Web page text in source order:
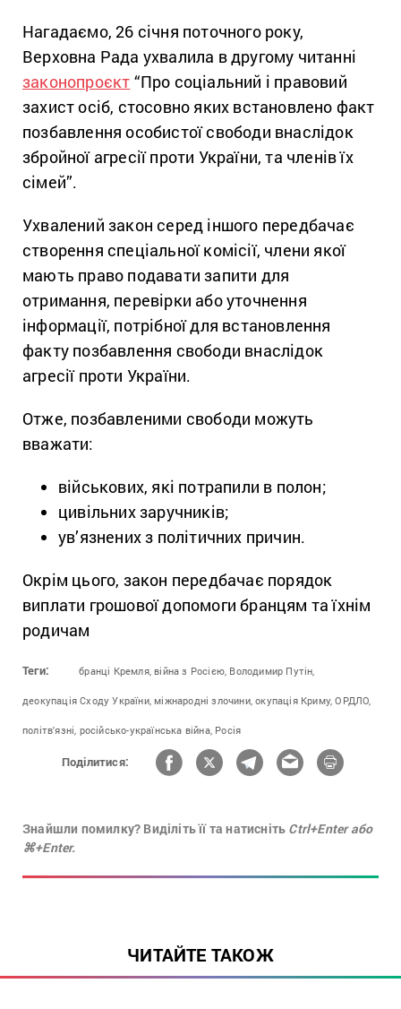
Нагадаємо, 26 січня поточного року,
Верховна Рада ухвалила в другому читанні
законопроєкт “Про соціальний і правовий
захист осіб, стосовно яких встановлено факт
позбавлення особистої свободи внаслідок
збройної агресії проти України, та членів їх
сімей”.
Ухвалений закон серед іншого передбачає
створення спеціальної комісії, члени якої
мають право подавати запити для
отримання, перевірки або уточнення
інформації, потрібної для встановлення
факту позбавлення свободи внаслідок
агресії проти України.
Отже, позбавленими свободи можуть
вважати:
військових, які потрапили в полон;
цивільних заручників;
ув’язнених з політичних причин.
Окрім цього, закон передбачає порядок
виплати грошової допомоги бранцям та їхнім
родичам
Теги: бранці Кремля, війна з Росією, Володимир Путін,
деокупація Сходу України, міжнародні злочини, окупація Криму, ОРДЛО,
політв'язні, російсько-українська війна, Росія
Поділитися:
Знайшли помилку? Виділіть її та натисніть Ctrl+Enter або
⌘+Enter.
ЧИТАЙТЕ ТАКОЖ